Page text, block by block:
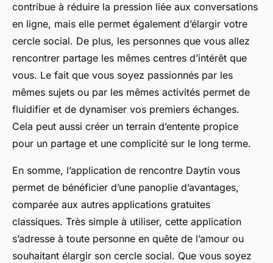
contribue à réduire la pression liée aux conversations
en ligne, mais elle permet également d’élargir votre
cercle social. De plus, les personnes que vous allez
rencontrer partage les mêmes centres d’intérêt que
vous. Le fait que vous soyez passionnés par les
mêmes sujets ou par les mêmes activités permet de
fluidifier et de dynamiser vos premiers échanges.
Cela peut aussi créer un terrain d’entente propice
pour un partage et une complicité sur le long terme.
En somme, l’application de rencontre Daytin vous
permet de bénéficier d’une panoplie d’avantages,
comparée aux autres applications gratuites
classiques. Très simple à utiliser, cette application
s’adresse à toute personne en quête de l’amour ou
souhaitant élargir son cercle social. Que vous soyez